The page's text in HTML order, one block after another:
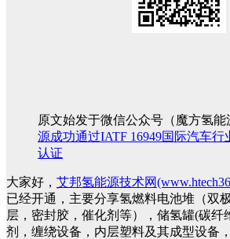
原文始发于微信公众号（魔方氢能
源成功通过IATF 16949国际汽车行
认证
大家好， 艾邦氢能源技术网
已经开通，主要分享氢燃料电池堆（双
层，密封胶，催化剂等），储氢罐(碳纤
剂，缠绕设备，内层塑料及其成型设备